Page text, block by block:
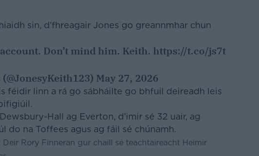
sin, d’fhreagair Jones go greannmhar chun
Don’t mind him. Keith. https://t.co/js7t
May 27, 2026
féidir linn a rá go sábháilte go bhfuil deireadh leis
Hall ag Everton, d’imir sé 32 uair, ag
do na Toffees agus ag fáil sé chúnamh.
Deir Rory Finneran gur chaill sé teachtaireacht Heimir